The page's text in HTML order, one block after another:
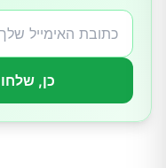
מקורות מומלצים
קפסאיצין (פלפל
כן,